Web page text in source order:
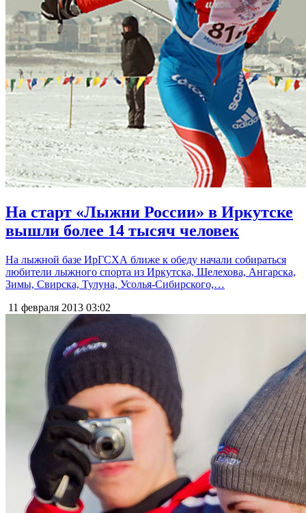
На старт «Лыжни России» в Иркутске
вышли более 14 тысяч человек
На лыжной базе ИрГСХА ближе к обеду начали собираться
любители лыжного спорта из Иркутска, Шелехова, Ангарска,
Зимы, Свирска, Тулуна, Усолья-Сибирского,…
11 февраля 2013 03:02